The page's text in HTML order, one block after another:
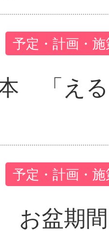
予定・計画・
「え
予定・計画・
お盆期